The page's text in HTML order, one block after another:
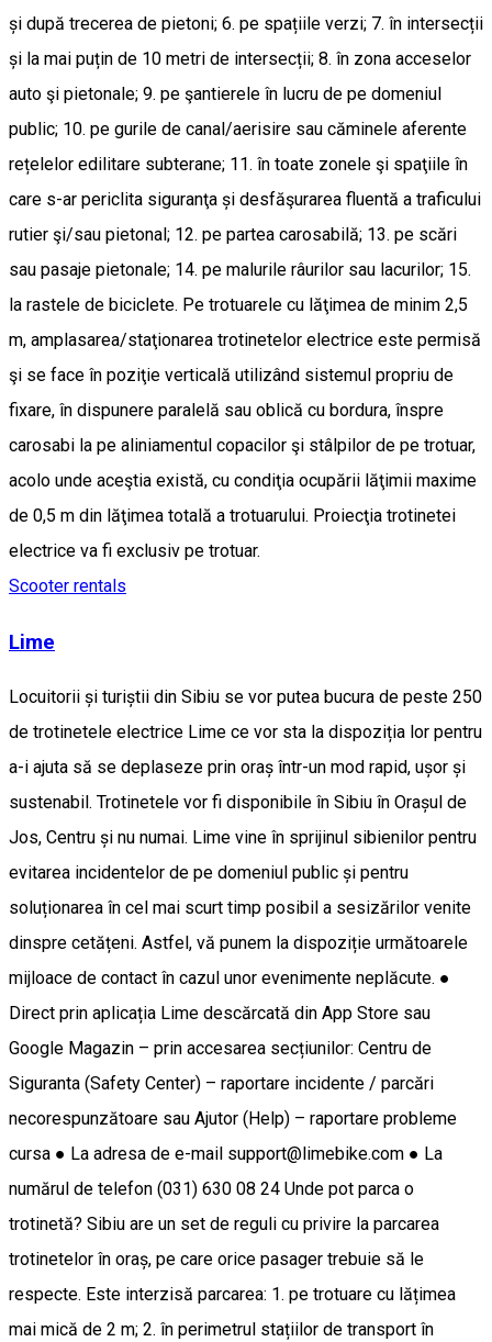
și după trecerea de pietoni; 6. pe spațiile verzi; 7. în intersecții
și la mai puțin de 10 metri de intersecții; 8. în zona acceselor
auto şi pietonale; 9. pe şantierele în lucru de pe domeniul
public; 10. pe gurile de canal/aerisire sau căminele aferente
rețelelor edilitare subterane; 11. în toate zonele şi spaţiile în
care s-ar periclita siguranţa și desfăşurarea fluentă a traficului
rutier şi/sau pietonal; 12. pe partea carosabilă; 13. pe scări
sau pasaje pietonale; 14. pe malurile râurilor sau lacurilor; 15.
la rastele de biciclete. Pe trotuarele cu lăţimea de minim 2,5
m, amplasarea/staţionarea trotinetelor electrice este permisă
şi se face în poziţie verticală utilizând sistemul propriu de
fixare, în dispunere paralelă sau oblică cu bordura, înspre
carosabi la pe aliniamentul copacilor şi stâlpilor de pe trotuar,
acolo unde aceştia există, cu condiţia ocupării lăţimii maxime
de 0,5 m din lăţimea totală a trotuarului. Proiecţia trotinetei
electrice va fi exclusiv pe trotuar.
Scooter rentals
Lime
Locuitorii și turiștii din Sibiu se vor putea bucura de peste 250
de trotinetele electrice Lime ce vor sta la dispoziția lor pentru
a-i ajuta să se deplaseze prin oraș într-un mod rapid, ușor și
sustenabil. Trotinetele vor fi disponibile în Sibiu în Orașul de
Jos, Centru și nu numai. Lime vine în sprijinul sibienilor pentru
evitarea incidentelor de pe domeniul public și pentru
soluționarea în cel mai scurt timp posibil a sesizărilor venite
dinspre cetățeni. Astfel, vă punem la dispoziție următoarele
mijloace de contact în cazul unor evenimente neplăcute. ●
Direct prin aplicația Lime descărcată din App Store sau
Google Magazin – prin accesarea secțiunilor: Centru de
Siguranta (Safety Center) – raportare incidente / parcări
necorespunzătoare sau Ajutor (Help) – raportare probleme
cursa ● La adresa de e-mail support@limebike.com ● La
numărul de telefon (031) 630 08 24 Unde pot parca o
trotinetă? Sibiu are un set de reguli cu privire la parcarea
trotinetelor în oraș, pe care orice pasager trebuie să le
respecte. Este interzisă parcarea: 1. pe trotuare cu lățimea
mai mică de 2 m; 2. în perimetrul stațiilor de transport în